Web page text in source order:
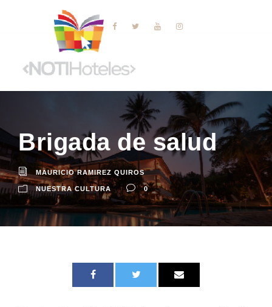
Brigada de salud
MAURICIO RAMIREZ QUIROS
NUESTRA CULTURA 0